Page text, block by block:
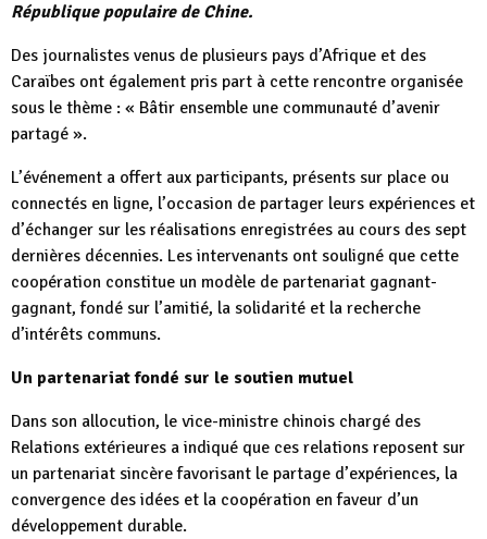
République populaire de Chine.
Des journalistes venus de plusieurs pays d’Afrique et des
Caraïbes ont également pris part à cette rencontre organisée
sous le thème : « Bâtir ensemble une communauté d’avenir
partagé ».
L’événement a offert aux participants, présents sur place ou
connectés en ligne, l’occasion de partager leurs expériences et
d’échanger sur les réalisations enregistrées au cours des sept
dernières décennies. Les intervenants ont souligné que cette
coopération constitue un modèle de partenariat gagnant-
gagnant, fondé sur l’amitié, la solidarité et la recherche
d’intérêts communs.
Un partenariat fondé sur le soutien mutuel
Dans son allocution, le vice-ministre chinois chargé des
Relations extérieures a indiqué que ces relations reposent sur
un partenariat sincère favorisant le partage d’expériences, la
convergence des idées et la coopération en faveur d’un
développement durable.